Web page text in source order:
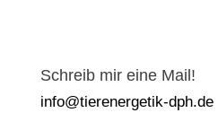
Schreib mir eine Mail!
info@tierenergetik-dph.de